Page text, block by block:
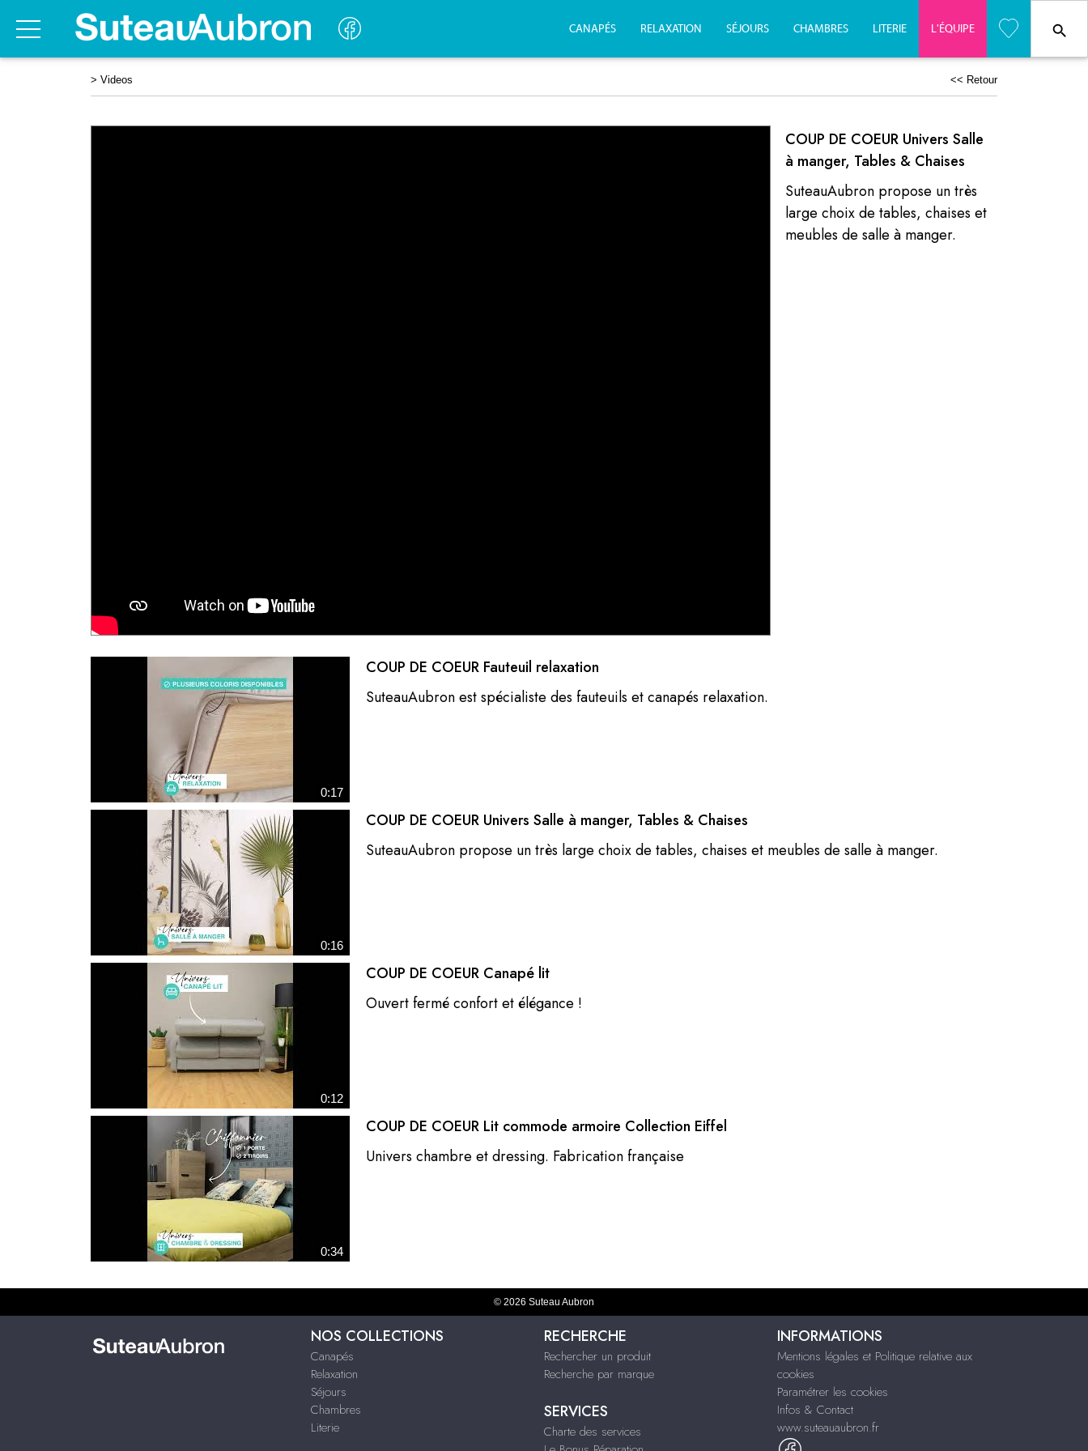
CANAPÉS RELAXATION SÉJOURS CHAMBRES LITERIE L'ÉQUIPE
> Videos << Retour
COUP DE COEUR Univers Salle
à manger, Tables & Chaises
SuteauAubron propose un très
large choix de tables, chaises et
meubles de salle à manger.
0:17
COUP DE COEUR Fauteuil relaxation
SuteauAubron est spécialiste des fauteuils et canapés relaxation.
0:16
COUP DE COEUR Univers Salle à manger, Tables & Chaises
SuteauAubron propose un très large choix de tables, chaises et meubles de salle à manger.
0:12
COUP DE COEUR Canapé lit
Ouvert fermé confort et élégance !
0:34
COUP DE COEUR Lit commode armoire Collection Eiffel
Univers chambre et dressing. Fabrication française
© 2026 Suteau Aubron
NOS COLLECTIONS
Canapés
Relaxation
Séjours
Chambres
Literie
RECHERCHE
Rechercher un produit
Recherche par marque
SERVICES
Charte des services
INFORMATIONS
Mentions légales et Politique relative aux
cookies
Paramétrer les cookies
Infos & Contact
www.suteauaubron.fr